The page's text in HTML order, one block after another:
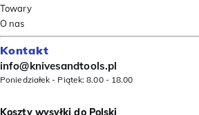
Towary
O nas
Kontakt
info@knivesandtools.pl
Poniedziałek - Piątek: 8.00 - 18.00
Koszty wysyłki do Polski